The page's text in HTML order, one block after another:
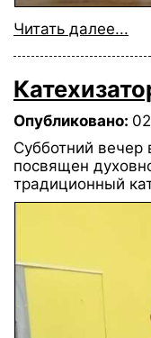
Читать далее...
Опубликовано:
Субботний
посвящен
традиционный